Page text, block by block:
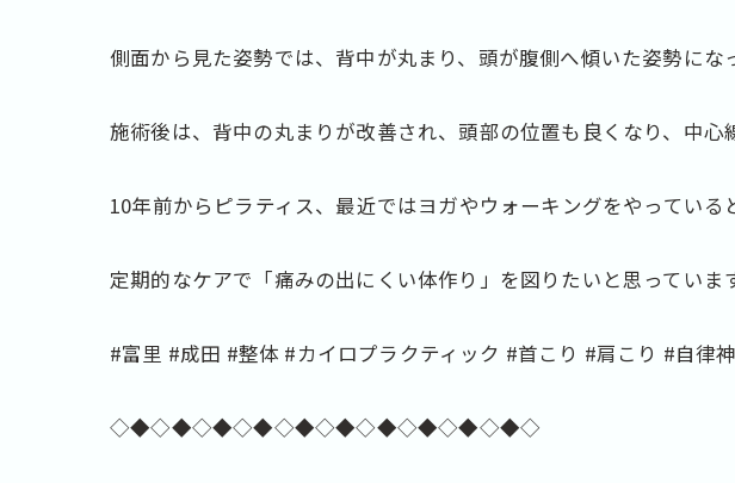
側面から見た姿勢では、背中が丸まり、頭が腹側へ傾いた姿勢にな
施術後は、背中の丸まりが改善され、頭部の位置も良くなり、中心
10年前からピラティス、最近ではヨガやウォーキングをやっている
定期的なケアで「痛みの出にくい体作り」を図りたいと思っています
#富里 #成田 #整体 #カイロプラクティック #首こり #肩こり #自
◇◆◇◆◇◆◇◆◇◆◇◆◇◆◇◆◇◆◇◆◇